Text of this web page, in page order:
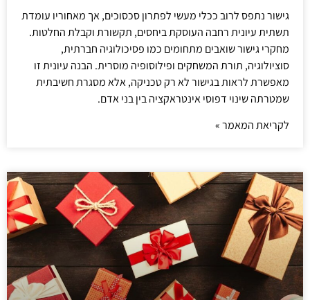
גישור נתפס לרוב ככלי מעשי לפתרון סכסוכים, אך מאחוריו עומדת
תשתית עיונית רחבה העוסקת ביחסים, תקשורת וקבלת החלטות.
מחקרי גישור שואבים מתחומים כמו פסיכולוגיה חברתית,
סוציולוגיה, תורת המשחקים ופילוסופיה מוסרית. הבנה עיונית זו
מאפשרת לראות בגישור לא רק טכניקה, אלא מסגרת חשיבתית
שמטרתה שינוי דפוסי אינטראקציה בין בני אדם.
לקריאת המאמר »